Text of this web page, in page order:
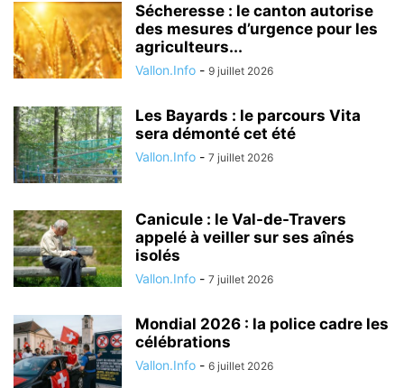
Sécheresse : le canton autorise
des mesures d’urgence pour les
agriculteurs...
Vallon.Info - 9 juillet 2026
Les Bayards : le parcours Vita
sera démonté cet été
Vallon.Info - 7 juillet 2026
Canicule : le Val-de-Travers
appelé à veiller sur ses aînés
isolés
Vallon.Info - 7 juillet 2026
Mondial 2026 : la police cadre les
célébrations
Vallon.Info - 6 juillet 2026